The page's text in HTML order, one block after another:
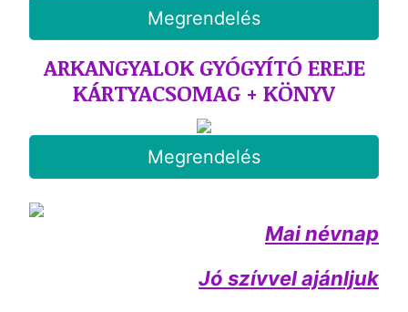
Megrendelés
ARKANGYALOK GYÓGYÍTÓ EREJE
KÁRTYACSOMAG + KÖNYV
Megrendelés
Mai névnap
Jó szívvel ajánljuk